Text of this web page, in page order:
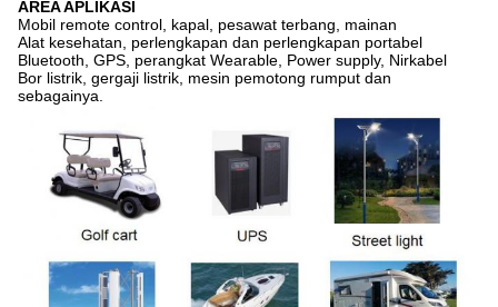
AREA APLIKASI
Mobil remote control, kapal, pesawat terbang, mainan
Alat kesehatan, perlengkapan dan perlengkapan portabel
Bluetooth, GPS, perangkat Wearable, Power supply, Nirkabel
Bor listrik, gergaji listrik, mesin pemotong rumput dan
sebagainya.